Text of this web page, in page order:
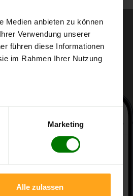
Medien anbieten zu können
Verwendung unserer
führen diese Informationen
im Rahmen Ihrer Nutzung
Marketing
Alle zulassen